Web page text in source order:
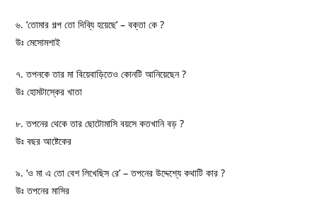
৬. ‘তোমার গল্প তো দিব্যি হয়েছে’ – বক্তা কে ?
উঃ মেসোমশাই
৭. তপনকে তার মা বিয়েবাড়িতেও কোনটি আনিয়েছেন ?
উঃ হোমটাস্কের খাতা
৮. তপনের থেকে তার ছোটোমাসি বয়সে কতখানি বড় ?
উঃ বছর আষ্টেকের
৯. ‘ও মা এ তো বেশ লিখেছিস রে’ – তপনের উদ্দেশ্যে কথাটি কার ?
উঃ তপনের মাসির